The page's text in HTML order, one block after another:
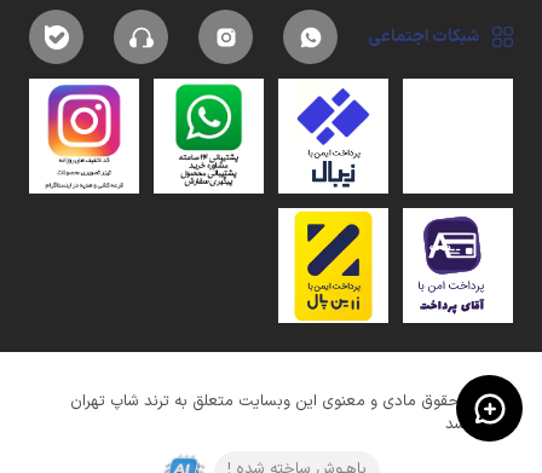
شبکات اجتماعی
کلیه حقوق مادی و معنوی این وبسایت متعلق به ترند شاپ تهران
میباشد